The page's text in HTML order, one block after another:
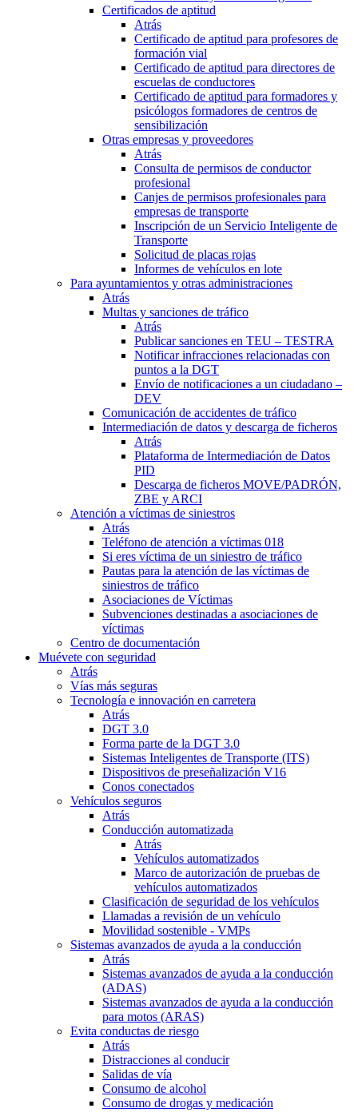
Certificados de aptitud
Atrás
Certificado de aptitud para profesores de
formación vial
Certificado de aptitud para directores de
escuelas de conductores
Certificado de aptitud para formadores y
psicólogos formadores de centros de
sensibilización
Otras empresas y proveedores
Atrás
Consulta de permisos de conductor
profesional
Canjes de permisos profesionales para
empresas de transporte
Inscripción de un Servicio Inteligente de
Transporte
Solicitud de placas rojas
Informes de vehículos en lote
Para ayuntamientos y otras administraciones
Atrás
Multas y sanciones de tráfico
Atrás
Publicar sanciones en TEU – TESTRA
Notificar infracciones relacionadas con
puntos a la DGT
Envío de notificaciones a un ciudadano –
DEV
Comunicación de accidentes de tráfico
Intermediación de datos y descarga de ficheros
Atrás
Plataforma de Intermediación de Datos
PID
Descarga de ficheros MOVE/PADRÓN,
ZBE y ARCI
Atención a víctimas de siniestros
Atrás
Teléfono de atención a víctimas 018
Si eres víctima de un siniestro de tráfico
Pautas para la atención de las víctimas de
siniestros de tráfico
Asociaciones de Víctimas
Subvenciones destinadas a asociaciones de
víctimas
Centro de documentación
Muévete con seguridad
Atrás
Vías más seguras
Tecnología e innovación en carretera
Atrás
DGT 3.0
Forma parte de la DGT 3.0
Sistemas Inteligentes de Transporte (ITS)
Dispositivos de preseñalización V16
Conos conectados
Vehículos seguros
Atrás
Conducción automatizada
Atrás
Vehículos automatizados
Marco de autorización de pruebas de
vehículos automatizados
Clasificación de seguridad de los vehículos
Llamadas a revisión de un vehículo
Movilidad sostenible - VMPs
Sistemas avanzados de ayuda a la conducción
Atrás
Sistemas avanzados de ayuda a la conducción
(ADAS)
Sistemas avanzados de ayuda a la conducción
para motos (ARAS)
Evita conductas de riesgo
Atrás
Distracciones al conducir
Salidas de vía
Consumo de alcohol
Consumo de drogas y medicación